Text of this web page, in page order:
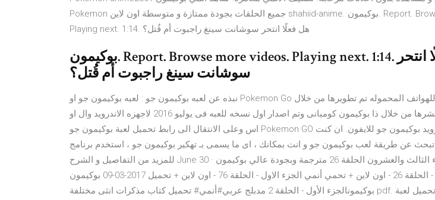
Pokemon جميع الحلقات بجودة ممتازة و متوسطة اون لاين shahiid-anime. بوكيمون. Report. Browse more videos.
Playing next. 1:14. هل فعلًا انتحر سوشانت سينغ راجبوت أم قُتل؟
بوكيمون. Report. Browse more videos. Playing next. 1:14. هل فعلًا انتحر
سوشانت سينغ راجبوت أم قُتل؟
نبذه عن لعبه بوكيمون جو : لعبه بوكيمون جو او Pokemon Go لعبه مخصصه للهواتف المحموله تم تطويرها من خلال
شركه نيانتيك وتم نشرها من خلال ذا بوكيمون كومبانى وتم اصدار اول نسخه للعبه فى يوليو 2016 لاجهزه الاندرويد وال او
اس وعلى الانتقال الى رابط تحميل لعبة بوكيمون جو Pokemon GO بوكيمون جو للاندرويد بوكيمون جو للايفون. ان كنت
تبحث عن طريقة لعب بوكيمون جو و انت بمكانك ، اى ما يسمى بـ تهكير بوكيمون جو ، استخدم برنامج fake GPS ،
للمزيد من التفاصيل و الشرح June 30 · بوكيمون الجزء الثالث والعشرون الحلقة 26 مترجمة وبجودة عالي بوكيمون‎
الجزء الاول - الحلقة 76 - اون لاين + تحميل 2017-03-09 بوكيمون‎ الجزء الاول - الحلقة 26 - اون لاين + تحمي أنمي
بوكيمونالجزء الأول - الحلقة 2 مدبلج عربي#أنمي# تحميل كتاب مذكرات انثى مختلفة pdf. تحميل لعبة dragon mania